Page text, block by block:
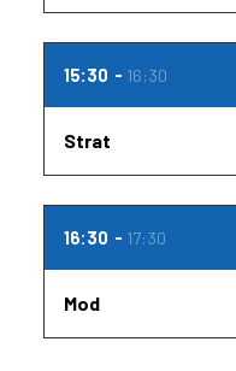
15:30 16:30
Strat
16:30 17:30
Mod